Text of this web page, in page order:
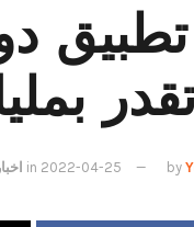
تطبيق
by
2022-04-25
in